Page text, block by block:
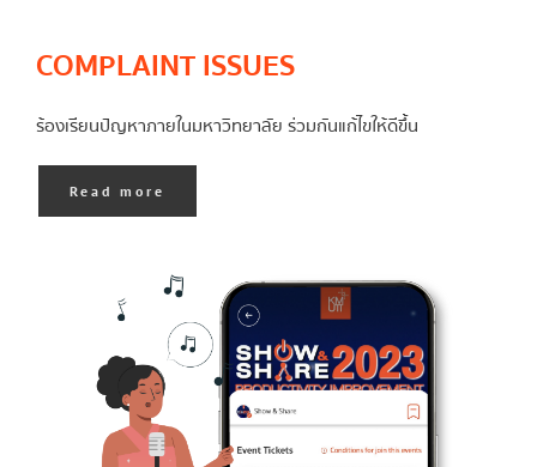
COMPLAINT ISSUES
ร้องเรียนปัญหาภายในมหาวิทยาลัย ร่วมกันแก้ไขให้ดีขึ้น
Read more